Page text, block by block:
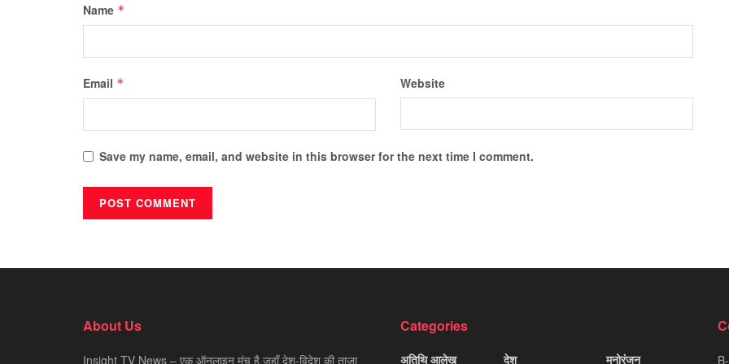
Name *
Email * Website
Save my name, email, and website in this browser for the next time I comment.
About Us
Insight TV News – एक ऑनलाइन मंच है जहाँ देश-विदेश की ताज़ा
Categories
अतिथि आलेख देश मनोरंजन